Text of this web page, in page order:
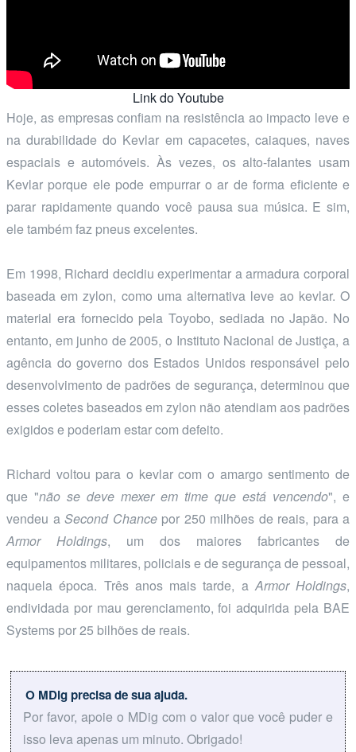
Link do Youtube
Hoje, as empresas confiam na resistência ao impacto leve e
na durabilidade do Kevlar em capacetes, caiaques, naves
espaciais e automóveis. Às vezes, os alto-falantes usam
Kevlar porque ele pode empurrar o ar de forma eficiente e
parar rapidamente quando você pausa sua música. E sim,
ele também faz pneus excelentes.
Em 1998, Richard decidiu experimentar a armadura corporal
baseada em zylon, como uma alternativa leve ao kevlar. O
material era fornecido pela Toyobo, sediada no Japão. No
entanto, em junho de 2005, o Instituto Nacional de Justiça, a
agência do governo dos Estados Unidos responsável pelo
desenvolvimento de padrões de segurança, determinou que
esses coletes baseados em zylon não atendiam aos padrões
exigidos e poderiam estar com defeito.
Richard voltou para o kevlar com o amargo sentimento de
que "não se deve mexer em time que está vencendo", e
vendeu a Second Chancepor 250 milhões de reais, para a
Armor Holdings, um dos maiores fabricantes de
equipamentos militares, policiais e de segurança de pessoal,
naquela época. Três anos mais tarde, a Armor Holdings,
endividada por mau gerenciamento, foi adquirida pela BAE
Systems por 25 bilhões de reais.
O MDig precisa de sua ajuda.
Por favor, apoie o MDig com o valor que você puder e
isso leva apenas um minuto. Obrigado!